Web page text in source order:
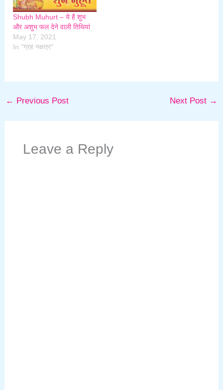
Shubh Muhurt – ये है शुभ
और अशुभ फल देने वाली तिथियां
May 17, 2021
In "ग्रह नक्षत्र"
← Previous Post Next Post →
Leave a Reply